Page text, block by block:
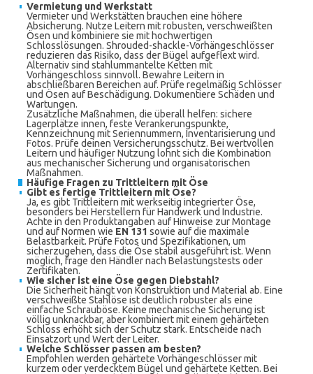
Vermietung und Werkstatt
Vermieter und Werkstätten brauchen eine höhere
Absicherung. Nutze Leitern mit robusten, verschweißten
Ösen und kombiniere sie mit hochwertigen
Schlosslösungen. Shrouded-shackle-Vorhängeschlösser
reduzieren das Risiko, dass der Bügel aufgeflext wird.
Alternativ sind stahlummantelte Ketten mit
Vorhängeschloss sinnvoll. Bewahre Leitern in
abschließbaren Bereichen auf. Prüfe regelmäßig Schlösser
und Ösen auf Beschädigung. Dokumentiere Schäden und
Wartungen.
Zusätzliche Maßnahmen, die überall helfen: sichere
Lagerplätze innen, feste Verankerungspunkte,
Kennzeichnung mit Seriennummern, Inventarisierung und
Fotos. Prüfe deinen Versicherungsschutz. Bei wertvollen
Leitern und häufiger Nutzung lohnt sich die Kombination
aus mechanischer Sicherung und organisatorischen
Maßnahmen.
Häufige Fragen zu Trittleitern mit Öse
Gibt es fertige Trittleitern mit Öse?
Ja, es gibt Trittleitern mit werkseitig integrierter Öse,
besonders bei Herstellern für Handwerk und Industrie.
Achte in den Produktangaben auf Hinweise zur Montage
und auf Normen wie EN 131 sowie auf die maximale
Belastbarkeit. Prüfe Fotos und Spezifikationen, um
sicherzugehen, dass die Öse stabil ausgeführt ist. Wenn
möglich, frage den Händler nach Belastungstests oder
Zertifikaten.
Wie sicher ist eine Öse gegen Diebstahl?
Die Sicherheit hängt von Konstruktion und Material ab. Eine
verschweißte Stahlöse ist deutlich robuster als eine
einfache Schrauböse. Keine mechanische Sicherung ist
völlig unknackbar, aber kombiniert mit einem gehärteten
Schloss erhöht sich der Schutz stark. Entscheide nach
Einsatzort und Wert der Leiter.
Welche Schlösser passen am besten?
Empfohlen werden gehärtete Vorhängeschlösser mit
kurzem oder verdecktem Bügel und gehärtete Ketten. Bei